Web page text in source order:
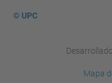
© UPC
Mapa